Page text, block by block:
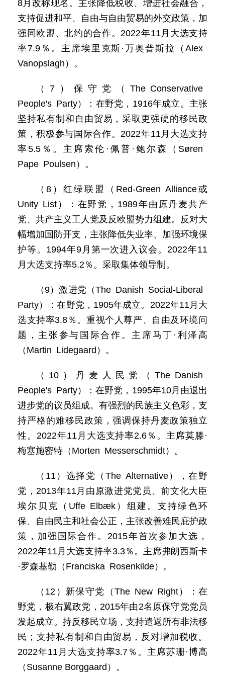
8月改称现名。主张降低税收、增进社会融合，
支持促进和平、自由与自由贸易的外交政策，加
强同欧盟、北约的合作。2022年11月大选支持
率7.9％。主席埃里克斯·万奥普斯拉（Alex
Vanopslagh）。
（7）保守党（The Conservative
People's Party）：在野党，1916年成立。主张
坚持私有制和自由贸易，采取更强硬的移民政
策，积极参与国际合作。2022年11月大选支持
率5.5％。主席索伦·佩普·鲍尔森（Søren
Pape Poulsen）。
（8）红绿联盟（Red-Green Alliance或
Unity List）：在野党，1989年由原丹麦共产
党、共产主义工人党及反欧盟势力组建。反对大
幅增加国防开支，主张降低失业率、加强环境保
护等。1994年9月第一次进入议会。2022年11
月大选支持率5.2％。采取集体领导制。
（9）激进党（The Danish Social-Liberal
Party）：在野党，1905年成立。2022年11月大
选支持率3.8％。重视个人尊严、自由及环境问
题，主张参与国际合作。主席马丁·利泽高
（Martin Lidegaard）。
（10）丹麦人民党（The Danish
People's Party）：在野党，1995年10月由退出
进步党的议员组成。有强烈的民族主义色彩，支
持严格的难移民政策，强调保持丹麦政策独立
性。2022年11月大选支持率2.6％。主席莫滕·
梅塞施密特（Morten Messerschmidt）。
（11）选择党（The Alternative），在野
党，2013年11月由原激进党党员、前文化大臣
埃尔贝克（Uffe Elbæk）组建。支持绿色环
保、自由民主和社会公正，主张改善难民庇护政
策，加强国际合作。2015年首次参加大选，
2022年11月大选支持率3.3％。主席弗朗西斯卡
·罗森基勒（Franciska Rosenkilde）。
（12）新保守党（The New Right）：在
野党，极右翼政党，2015年由2名原保守党党员
发起成立。持反移民立场，支持遣返所有非法移
民；支持私有制和自由贸易，反对增加税收。
2022年11月大选支持率3.7％。主席苏珊·博高
（Susanne Borggaard）。